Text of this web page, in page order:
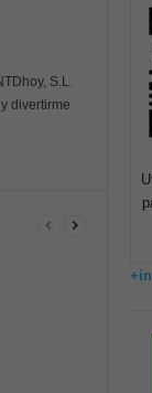
S.L.
divertirme